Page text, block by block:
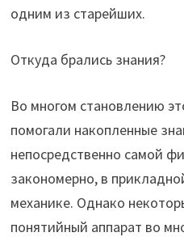
одним из старейших.
Откуда брались знания?
Во многом становлению
помогали накопленные
непосредственно самой
закономерно, в
механике. Однако
понятийный аппарат во